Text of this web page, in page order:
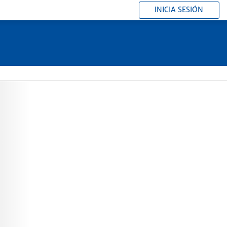
INICIA SESIÓN